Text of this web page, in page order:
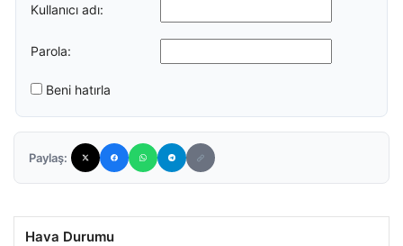
Kullanıcı adı:
Parola:
Beni hatırla
Paylaş:
Hava Durumu